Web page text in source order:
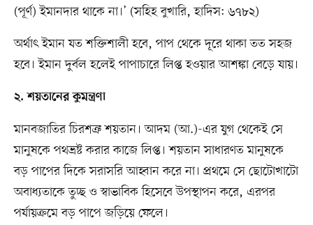
(পূর্ণ) ইমানদার থাকে না।’ (সহিহ বুখারি, হাদিস: ৬৭৮২)
অর্থাৎ ইমান যত শক্তিশালী হবে, পাপ থেকে দূরে থাকা তত সহজ
হবে। ইমান দুর্বল হলেই পাপাচারে লিপ্ত হওয়ার আশঙ্কা বেড়ে যায়।
২. শয়তানের কুমন্ত্রণা
মানবজাতির চিরশত্রু শয়তান। আদম (আ.)-এর যুগ থেকেই সে
মানুষকে পথভ্রষ্ট করার কাজে লিপ্ত। শয়তান সাধারণত মানুষকে
বড় পাপের দিকে সরাসরি আহ্বান করে না। প্রথমে সে ছোটোখাটো
অবাধ্যতাকে তুচ্ছ ও স্বাভাবিক হিসেবে উপস্থাপন করে, এরপর
পর্যায়ক্রমে বড় পাপে জড়িয়ে ফেলে।